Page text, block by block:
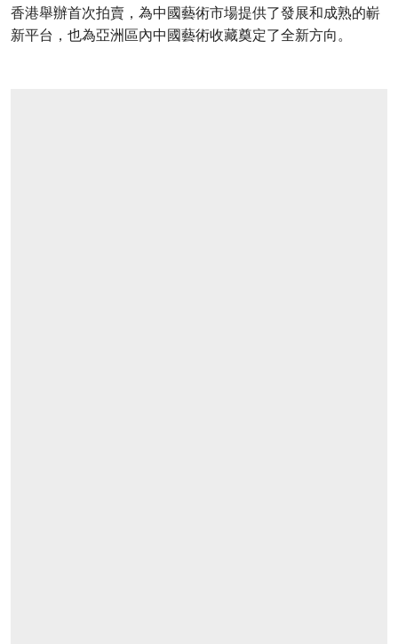
香港舉辦首次拍賣，為中國藝術市場提供了發展和成熟的嶄
新平台，也為亞洲區內中國藝術收藏奠定了全新方向。